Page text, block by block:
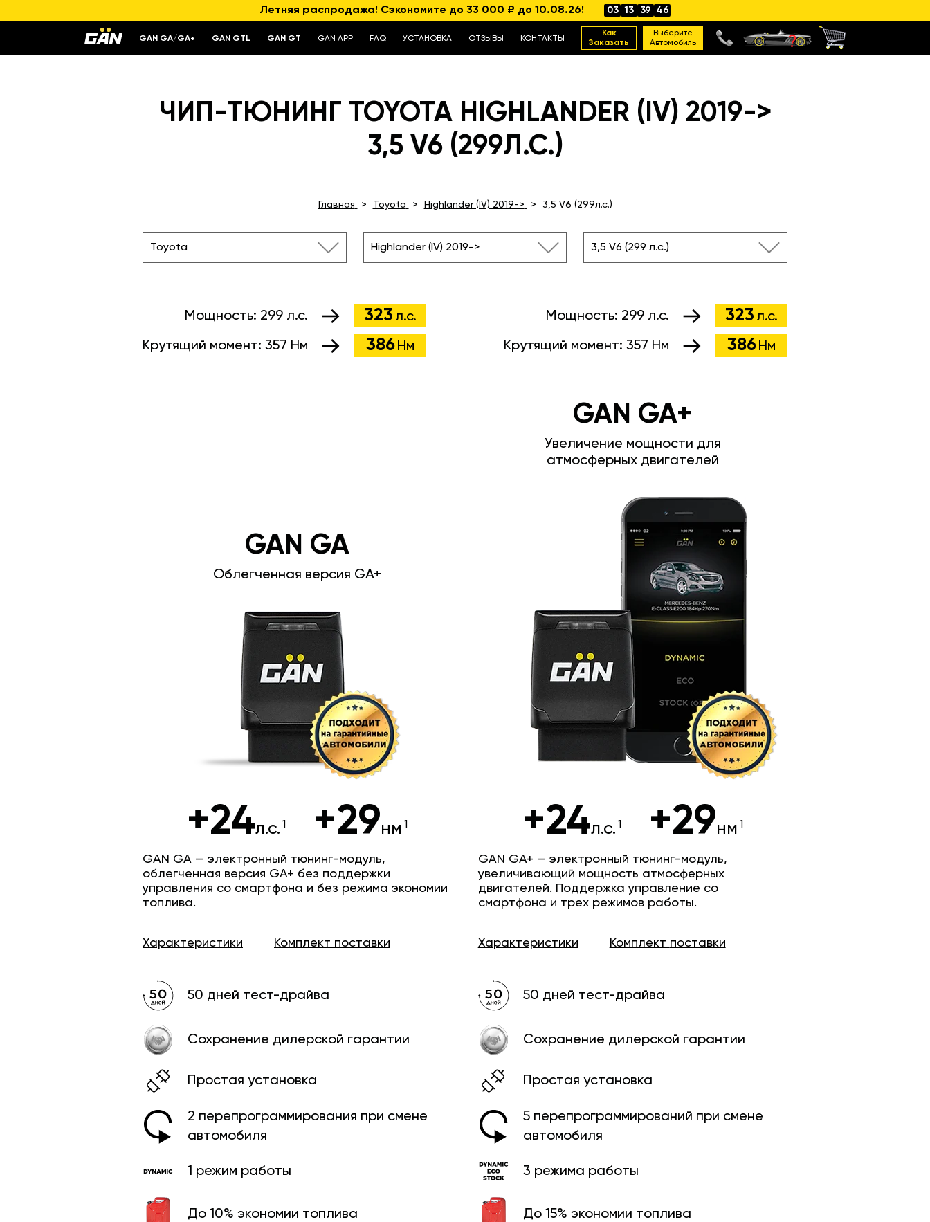
Летняя распродажа! Сэкономите до 33 000 ₽ до 10.08.26! 03 13 39 45
GAN GA/GA+ GAN GTL GAN GT GAN APP FAQ УСТАНОВКА ОТЗЫВЫ КОНТАКТЫ
Как
Заказать
Выберите
Автомобиль
ЧИП-ТЮНИНГ TOYOTA HIGHLANDER (IV) 2019->
3,5 V6 (299Л.С.)
Главная Toyota Highlander (IV) 2019-> 3,5 V6 (299л.с.)
Toyota Highlander (IV) 2019-> 3,5 V6 (299 л.с.)
Мощность: 299 л.с. 323 л.с.
Крутящий момент: 357 Нм 386 Нм
Мощность: 299 л.с. 323 л.с.
Крутящий момент: 357 Нм 386 Нм
GAN GA+
Увеличение мощности для
атмосферных двигателей
+24л.с. +29нм
GAN GA+ — электронный тюнинг-модуль,
увеличивающий мощность атмосферных
двигателей. Поддержка управление со
смартфона и трех режимов работы.
Характеристики Комплект поставки
50 дней тест-драйва
Сохранение дилерской гарантии
Простая установка
5 перепрограмми­рований при смене
автомобиля
3 режима работы
До 15% экономии топлива
GAN GA
Облегченная версия GA+
+24л.с. +29нм
GAN GA — электронный тюнинг-модуль,
облегченная версия GA+ без поддержки
управления со смартфона и без режима экономии
топлива.
Характеристики Комплект поставки
50 дней тест-драйва
Сохранение дилерской гарантии
Простая установка
2 перепрограмми­рования при смене
автомобиля
1 режим работы
До 10% экономии топлива